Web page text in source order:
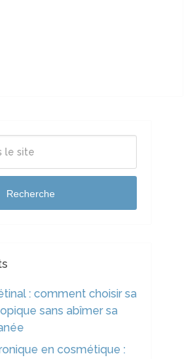
Recherche
: comment choisir sa
sans abîmer sa
en cosmétique :